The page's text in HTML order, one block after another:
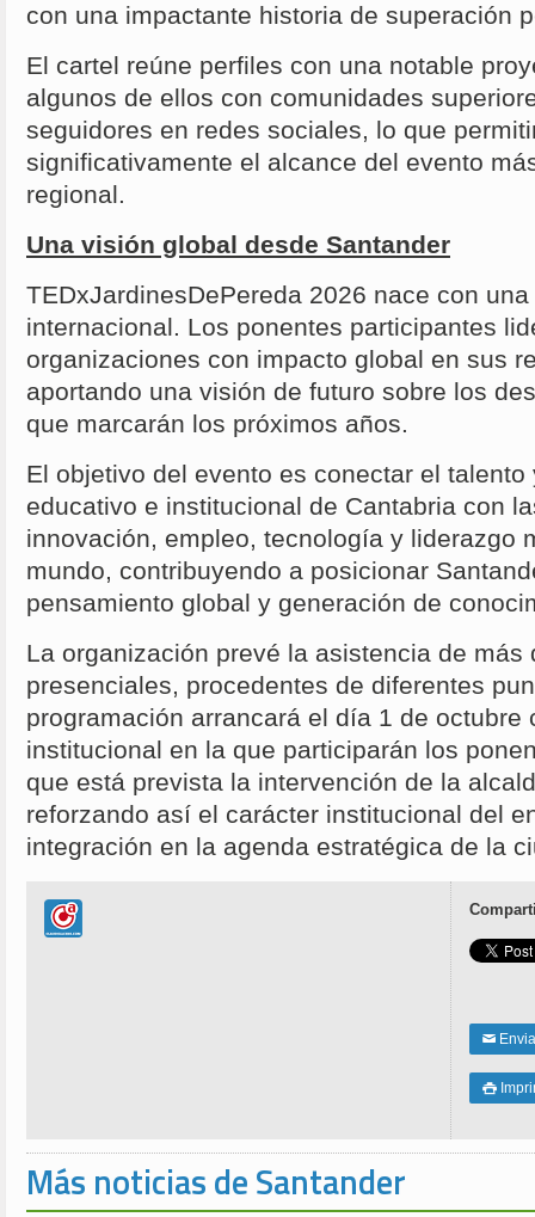
con una impactante historia de superación
El cartel reúne perfiles con una notable
algunos de ellos con comunidades
seguidores en redes sociales, lo que
significativamente el alcance del evento
regional.
Una visión global desde Santander
TEDxJardinesDePereda 2026 nace con
internacional. Los ponentes participantes
organizaciones con impacto global en sus
aportando una visión de futuro sobre los
que marcarán los próximos años.
El objetivo del evento es conectar el
educativo e institucional de Cantabria con
innovación, empleo, tecnología y liderazgo
mundo, contribuyendo a posicionar
pensamiento global y generación de
La organización prevé la asistencia de más
presenciales, procedentes de diferentes
programación arrancará el día 1 de octubre
institucional en la que participarán los
que está prevista la intervención de la
reforzando así el carácter institucional del
integración en la agenda estratégica de la
✉

Más noticias de Santander